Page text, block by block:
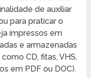
de auxiliar
para praticar o
impressos em
e armazenadas
CD, fitas, VHS,
em PDF ou DOC).